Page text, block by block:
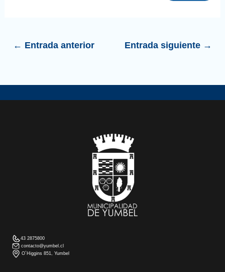
← Entrada anterior Entrada siguiente →
43 2875800
contacto@yumbel.cl
O´Higgins 851, Yumbel